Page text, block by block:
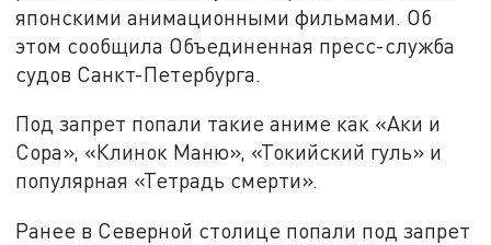
японскими анимационными фильмами. Об
этом сообщила Объединенная пресс-служба
судов Санкт-Петербурга.
Под запрет попали такие аниме как «Аки и
Сора», «Клинок Маню», «Токийский гуль» и
популярная «Тетрадь смерти».
Ранее в Северной столице попали под запрет